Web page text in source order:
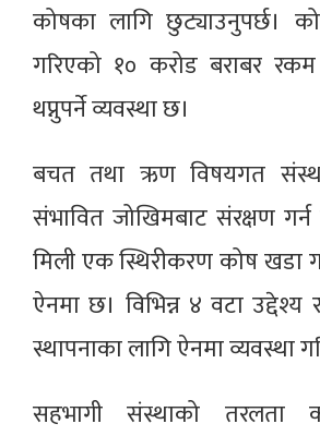
कोषका लागि छुट्याउनुपर्छ।
गरिएको १० करोड बराबर
थप्नुपर्ने व्यवस्था छ।
बचत तथा ऋण विषयगत
संभावित जोखिमबाट संरक्षण
मिली एक स्थिरीकरण कोष खडा
ऐनमा छ। विभिन्न ४ वटा
स्थापनाका लागि ऐनमा व्यवस्था
सहभागी संस्थाको तरलता